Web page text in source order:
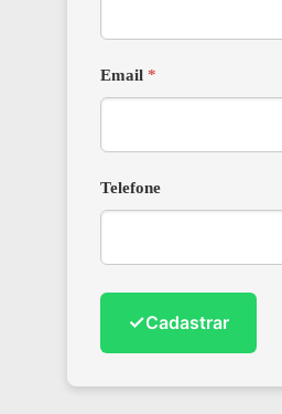
Email *
Telefone
✓Cadastrar